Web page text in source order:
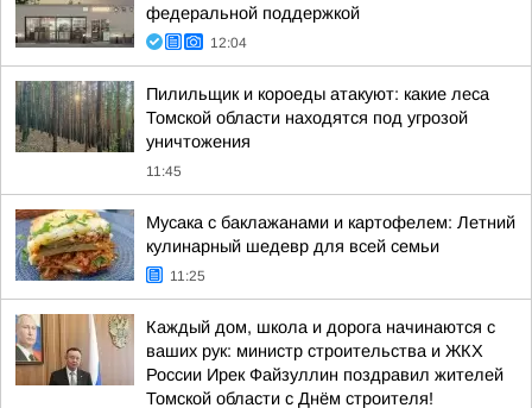
федеральной поддержкой
12:04
Пилильщик и короеды атакуют: какие леса
Томской области находятся под угрозой
уничтожения
11:45
Мусака с баклажанами и картофелем: Летний
кулинарный шедевр для всей семьи
11:25
Каждый дом, школа и дорога начинаются с
ваших рук: министр строительства и ЖКХ
России Ирек Файзуллин поздравил жителей
Томской области с Днём строителя!